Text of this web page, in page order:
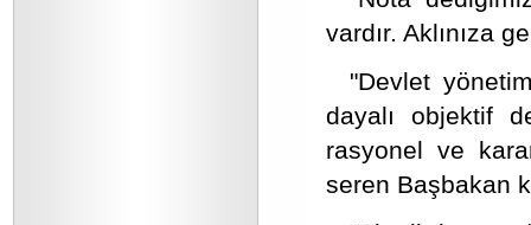
vardır. Aklınıza
"Devlet
dayalı objektif
rasyonel ve
seren Başbakan